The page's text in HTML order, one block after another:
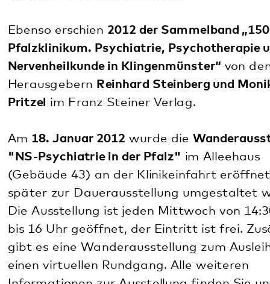
Pfalz.
VonJanuar bis April 2014zeigte das Pfalzklinikum
als erste Einrichtung in Deutschland die Gast-
Ausstellung "Im Gedenken der Kinder.Die
Die Erforschung der nationalsozialistischen
„Euthanasie“ und die Zwangssterilisation standen
November 2016 im Mittelpunkt einer großen
überregionalen Tagung
am Pfalzklinikum. Sie stand
unter der Schirmherrschaft des Arbeitskreises zur
Erforschung der nationalsozialistischen
„Euthanasie“ und Zwangssterilisation. Der
Tagungsband„Der regional vernetzte
Krankenmord. Die Heil- und Pflegeanstalt